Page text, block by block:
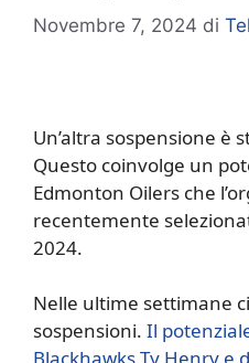
Novembre 7, 2024 di
Un’altra sospensione è
Questo coinvolge un
Edmonton Oilers che
recentemente
2024.
Nelle ultime settimane
sospensioni. Il